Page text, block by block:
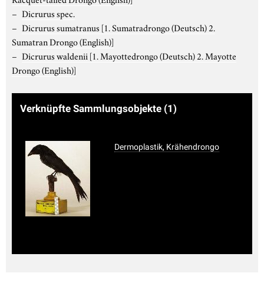
Dicrurus spec.
Dicrurus sumatranus [1. Sumatradrongo (Deutsch) 2.
Sumatran Drongo (English)]
Dicrurus waldenii [1. Mayottedrongo (Deutsch) 2. Mayotte
Drongo (English)]
Verknüpfte Sammlungsobjekte (1)
Dermoplastik, Krähendrongo